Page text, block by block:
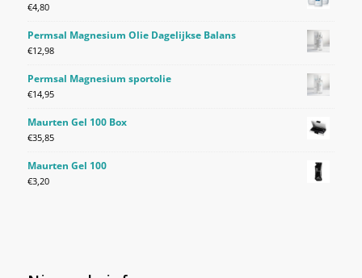
€4,80
Permsal Magnesium Olie Dagelijkse Balans
€12,98
Permsal Magnesium sportolie
€14,95
Maurten Gel 100 Box
€35,85
Maurten Gel 100
€3,20